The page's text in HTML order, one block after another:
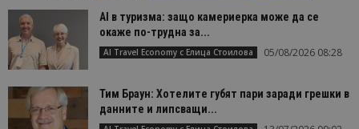
AI в туризма: защо камериерка може да се
окаже по-трудна за...
AI Travel Economy с Елица Стоилова 05/08/2026 08:28
Тим Браун: Хотелите губят пари заради грешки в
данните и липсващи...